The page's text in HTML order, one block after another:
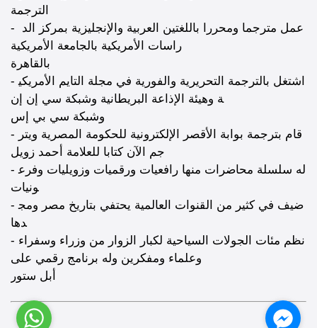
الترجمة
- عمل مترجما ومحررا باللغتين العربية والإنجليزية بمركز الد
راسات الأمريكية بالجامعة الأمريكية
- اشتغل بالترجمة التحريرية والفورية في مجلة التايم الأمريكي
ة وهيئة الإذاعة البريطانية وشبكة سي إن إن
وشبكة سي بي إس
- قام بترجمة بوابة الأقصر الإلكترونية للحكومة المصرية ويتر
جم الآن كتابا للعلامة أحمد زويل
- له سلسلة محاضرات منها رافعيات ورقميات وزويليات وفرع
ونيات
- ضيف في كثير من القنوات العالمية يحتفي بتاريخ مصر ومج
دها
- نظم مئات الجولات السياحية لكبار الزوار من وزراء وسفراء
وعلماء ومفكرين وله برنامج رقمي على
أبل ستور